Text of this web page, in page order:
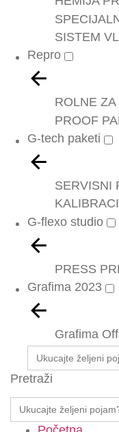
SISTEM
Repro
ROLNE
PROOF
G-tech paketi
SERVISNI
G-flexo studio
PRESS
Grafima 2023
Grafima
Search
for:
Pretraži
Search
for: